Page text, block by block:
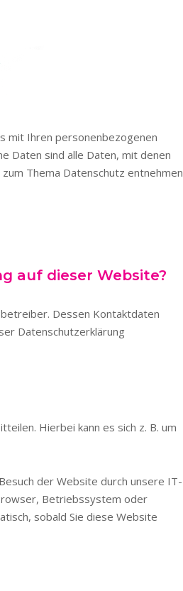
mit Ihren personenbezogenen
Daten sind alle Daten, mit denen
Thema Datenschutz entnehmen
auf dieser Website?
Dessen Kontaktdaten
Datenschutzerklärung
Hierbei kann es sich z. B. um
der Website durch unsere IT-
Betriebssystem oder
sobald Sie diese Website